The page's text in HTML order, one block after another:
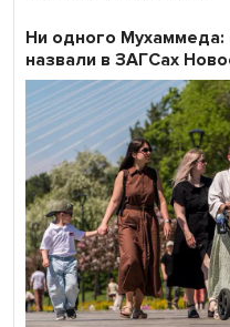
Ни одного
назвали в ЗАГСах